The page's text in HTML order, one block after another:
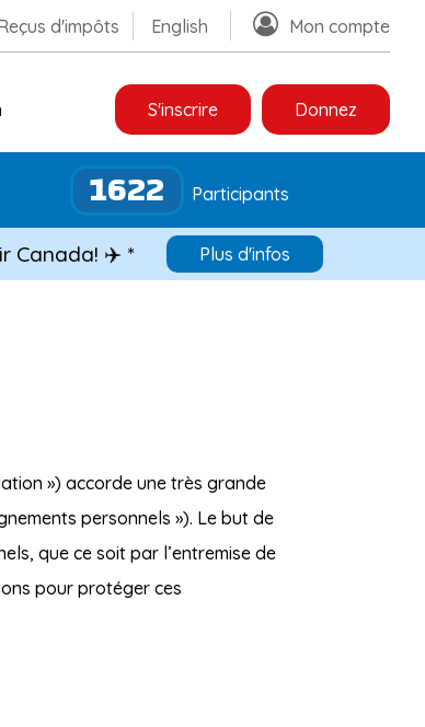
d'impôts English Mon compte
S'inscrire Donnez
1622 Participants
Canada! ✈️ * Plus d'infos
») accorde une très grande
personnels »). Le but de
que ce soit par l’entremise de
pour protéger ces